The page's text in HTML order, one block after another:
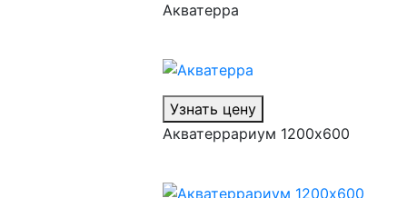
Акватерра
Узнать цену
Акватеррариум 1200х600